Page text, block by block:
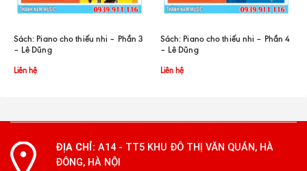
Sách: Piano cho thiếu nhi – Phần 3
– Lê Dũng
Liên hệ
Sách: Piano cho thiếu nhi – Phần 4
– Lê Dũng
Liên hệ
ĐỊA CHỈ: A14 - TT5 KHU ĐÔ THỊ VĂN QUÁN, HÀ
ĐÔNG, HÀ NỘI